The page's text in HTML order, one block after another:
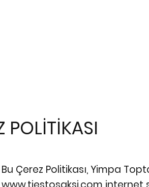
POLİTİKASI
Bu Çerez Politikası, Yimpa